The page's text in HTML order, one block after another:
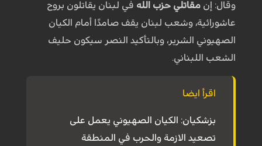
وقال: إن مقاتلي حزب الله في لبنان يقاتلون بروح
عاشورائية، وشعب لبنان يقف صامدًا أمام الكيان
الصهيوني الشرير، وبالتأكيد النصر سيكون حليف
الشعب اللبناني.
اقرأ ايضا
بزشكيان: الكيان الصهيوني يعمل على
تصعيد الازمة والحرب في المنطقة